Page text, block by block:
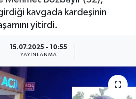
kavgada kardeşinin
yitirdi.
15.07.2025 - 10:55
YAYINLANMA